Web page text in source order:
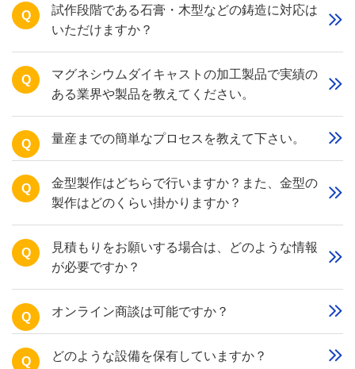
Q
試作段階である石膏・木型などの鋳造に対応は
いただけますか？
Q
マグネシウムダイキャストの加工製品で実績の
ある業界や製品を教えてください。
Q 量産までの簡単なプロセスを教えて下さい。
Q
金型製作はどちらで行いますか？また、金型の
製作はどのくらい掛かりますか？
Q
見積もりをお願いする場合は、どのような情報
が必要ですか？
Q オンライン商談は可能ですか？
Q どのような設備を保有していますか？